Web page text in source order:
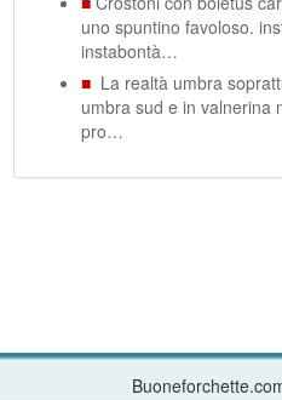
uno spuntino favoloso.
instabontà…
■ La realtà umbra
umbra sud e in valnerina
pro…